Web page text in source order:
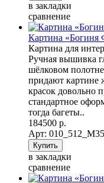
в закладки
сравнение
Картина «Богиня
Картина для
Ручная вышивка
шёлковом
придают картине
красок довольно
стандартное
тогда багеты..
184500 р.
Арт:
в закладки
сравнение